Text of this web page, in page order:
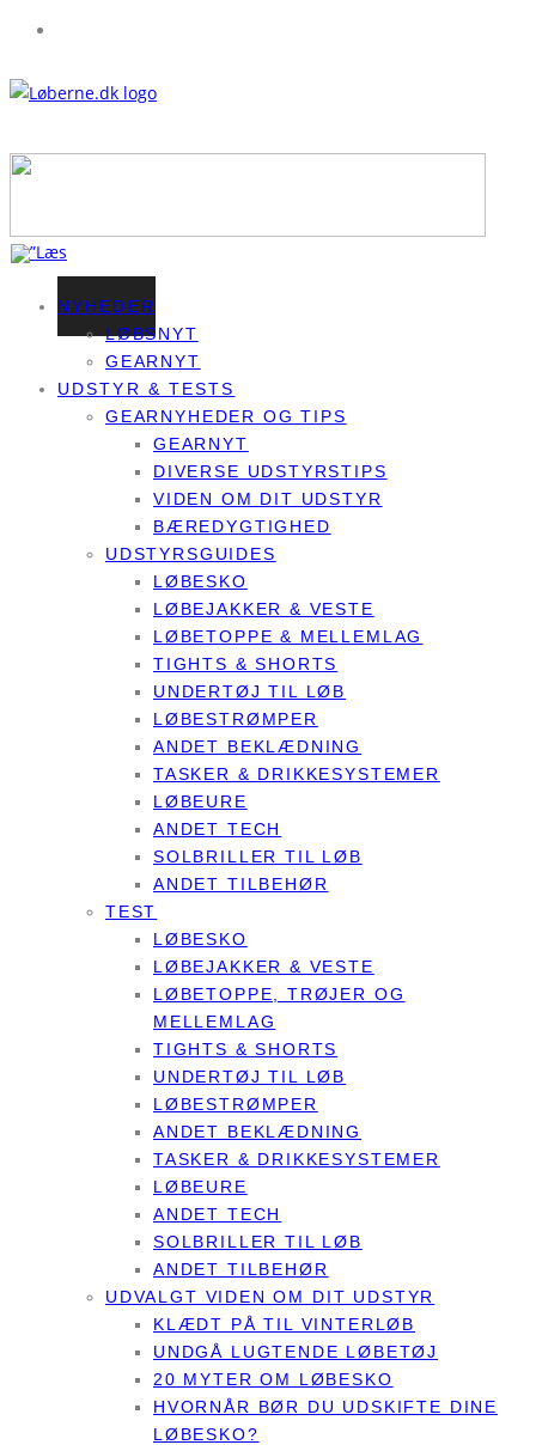
NYHEDER
LØBSNYT
GEARNYT
UDSTYR & TESTS
GEARNYHEDER OG TIPS
GEARNYT
DIVERSE UDSTYRSTIPS
VIDEN OM DIT UDSTYR
BÆREDYGTIGHED
UDSTYRSGUIDES
LØBESKO
LØBEJAKKER & VESTE
LØBETOPPE & MELLEMLAG
TIGHTS & SHORTS
UNDERTØJ TIL LØB
LØBESTRØMPER
ANDET BEKLÆDNING
TASKER & DRIKKESYSTEMER
LØBEURE
ANDET TECH
SOLBRILLER TIL LØB
ANDET TILBEHØR
TEST
LØBESKO
LØBEJAKKER & VESTE
LØBETOPPE, TRØJER OG
MELLEMLAG
TIGHTS & SHORTS
UNDERTØJ TIL LØB
LØBESTRØMPER
ANDET BEKLÆDNING
TASKER & DRIKKESYSTEMER
LØBEURE
ANDET TECH
SOLBRILLER TIL LØB
ANDET TILBEHØR
UDVALGT VIDEN OM DIT UDSTYR
KLÆDT PÅ TIL VINTERLØB
UNDGÅ LUGTENDE LØBETØJ
20 MYTER OM LØBESKO
HVORNÅR BØR DU UDSKIFTE DINE
LØBESKO?